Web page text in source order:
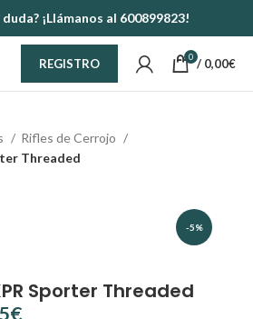
¡Llámanos al 600899823!
REGISTRO 0 / 0,00€
Rifles de Cerrojo
Threaded
-5%
Sporter Threaded
€